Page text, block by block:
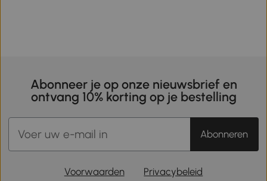
Abonneer je op onze nieuwsbrief en
ontvang 10% korting op je bestelling
Abonneren
Voorwaarden Privacybeleid